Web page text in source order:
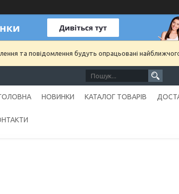
та повідомлення будуть опрацьовані
НОВИНКИ КАТАЛОГ ТОВАРІВ